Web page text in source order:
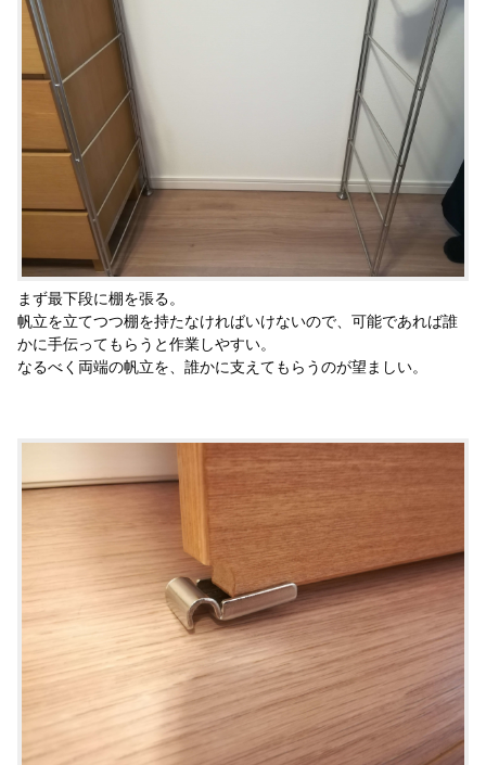
まず最下段に棚を張る。
帆立を立てつつ棚を持たなければいけないので、可能であれば誰
かに手伝ってもらうと作業しやすい。
なるべく両端の帆立を、誰かに支えてもらうのが望ましい。